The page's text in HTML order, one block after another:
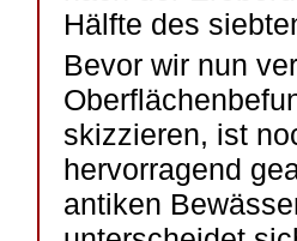
Hälfte des
Bevor wir nun
skizzieren, ist
hervorragend
antiken